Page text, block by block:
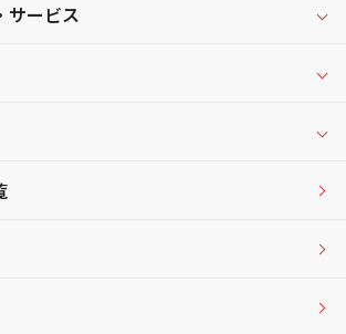
サービス